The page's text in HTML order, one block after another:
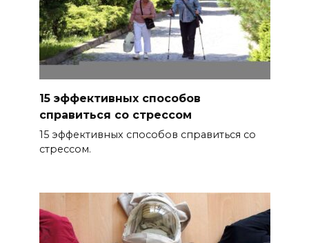
15 эффективных способов
справиться со стрессом
15 эффективных способов справиться со
стрессом.